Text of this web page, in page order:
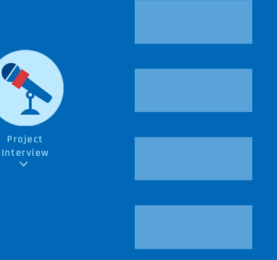
Project
Interview